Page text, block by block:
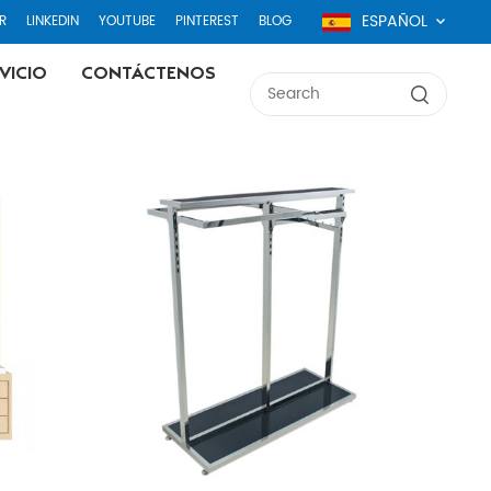
LINKEDIN YOUTUBE PINTEREST BLOG ESPAÑOL
CONTÁCTENOS